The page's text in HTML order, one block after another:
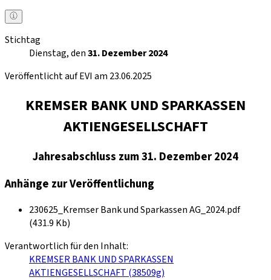
Stichtag
Dienstag, den31. Dezember 2024
Veröffentlicht auf EVI am 23.06.2025
KREMSER BANK UND SPARKASSEN
AKTIENGESELLSCHAFT
Jahresabschluss zum 31. Dezember 2024
Anhänge zur Veröffentlichung
230625_Kremser Bank und Sparkassen AG_2024.pdf
(431.9 Kb)
Verantwortlich für den Inhalt:
KREMSER BANK UND SPARKASSEN
AKTIENGESELLSCHAFT (38509g)